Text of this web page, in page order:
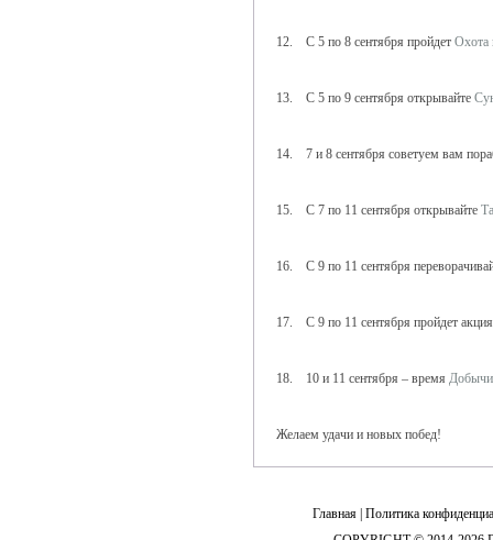
12. С 5 по 8 сентября пройдет Охота
13. С 5 по 9 сентября открывайте
14. 7 и 8 сентября советуем вам
15. С 7 по 11 сентября открывайте
16. С 9 по 11 сентября
17. С 9 по 11 сентября пройдет
18. 10 и 11 сентября – время Добычи
Желаем удачи и новых побед!
Главная Политика